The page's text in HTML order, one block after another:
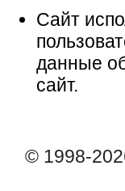
Сайт
данные
сайт.
© 1998-